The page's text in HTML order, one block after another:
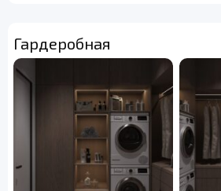
Гардеробная